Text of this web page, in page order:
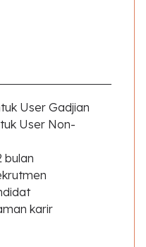
User Gadjian
User Non-
bulan
karir